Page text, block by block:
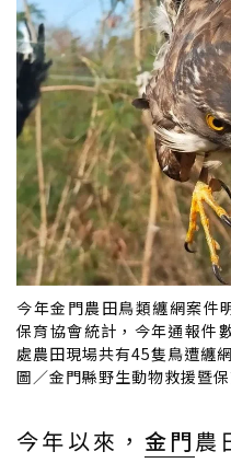
今年金門農田鳥類纏網案件
保育協會統計，今年通報件
處農田現場共有45隻鳥遭纏
圖／金門縣野生動物救援暨
今年以來， 金門農